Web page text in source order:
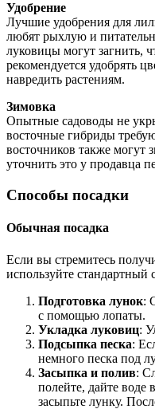
Удобрение
Лучшие удобрения для
любят рыхлую и
луковицы могут загнить,
рекомендуется удобрять
навредить растениям.
Зимовка
Опытные садоводы не
восточные гибриды
восточников также могут
уточнить это у продавца
Способы посадки
Обычная посадка
Если вы стремитесь
используйте стандартный
Подготовка лунок:
с помощью лопаты.
Укладка луковиц:
Подсыпка песка:
немного песка под
Засыпка и полив:
полейте, дайте воде
засыпьте лунку.